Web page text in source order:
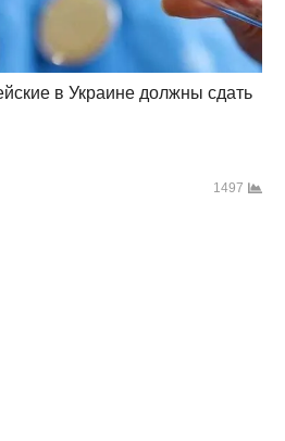
в Украине должны сдать
1497